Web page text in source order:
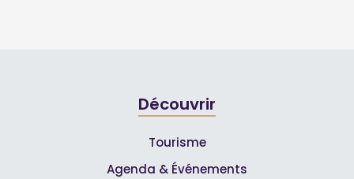
Découvrir
Tourisme
Agenda & Événements